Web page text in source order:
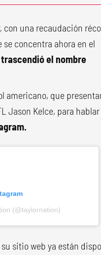
con una recaudación
concentra ahora en el
el nombre
americano, que
Jason Kelce, para
(@taylornation)
sitio web ya están